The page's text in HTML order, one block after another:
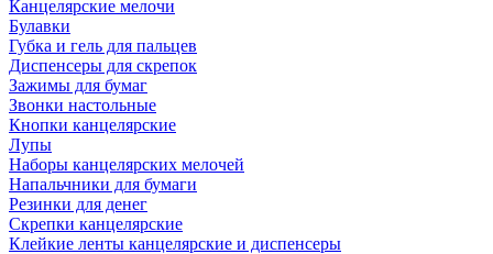
Канцелярские мелочи
Булавки
Губка и гель для пальцев
Диспенсеры для скрепок
Зажимы для бумаг
Звонки настольные
Кнопки канцелярские
Лупы
Наборы канцелярских мелочей
Напальчники для бумаги
Резинки для денег
Скрепки канцелярские
Клейкие ленты канцелярские и диспенсеры